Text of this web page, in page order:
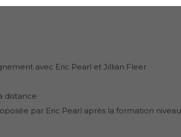
avec Eric Pearl et Jillian Fleer
distance
par Eric Pearl après la formation niveau